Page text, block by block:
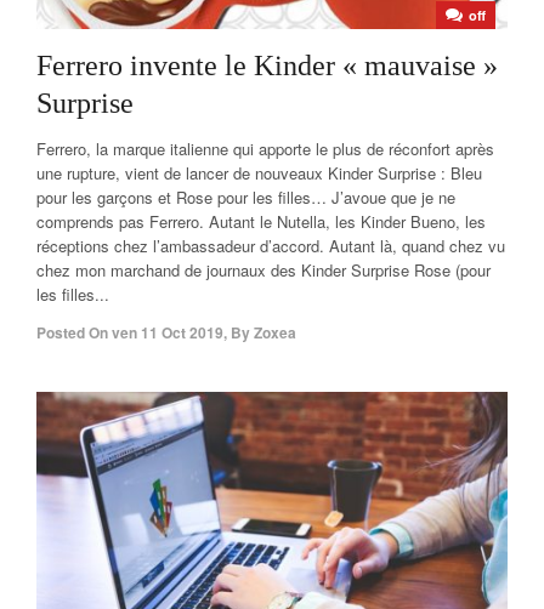
off
Ferrero invente le Kinder « mauvaise »
Surprise
Ferrero, la marque italienne qui apporte le plus de réconfort après
une rupture, vient de lancer de nouveaux Kinder Surprise : Bleu
pour les garçons et Rose pour les filles… J’avoue que je ne
comprends pas Ferrero. Autant le Nutella, les Kinder Bueno, les
réceptions chez l’ambassadeur d’accord. Autant là, quand chez vu
chez mon marchand de journaux des Kinder Surprise Rose (pour
les filles...
Posted Onven 11 Oct 2019, ByZoxea